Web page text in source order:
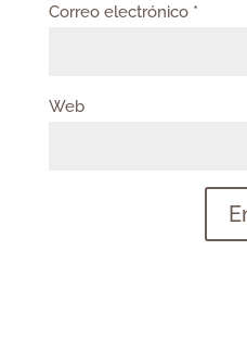
Correo electrónico *
Web